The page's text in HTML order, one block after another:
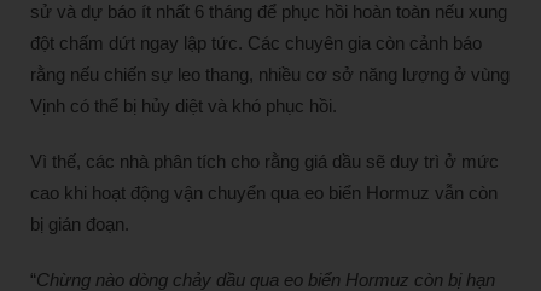
sử và dự báo ít nhất 6 tháng để phục hồi hoàn toàn nếu xung
đột chấm dứt ngay lập tức. Các chuyên gia còn cảnh báo
rằng nếu chiến sự leo thang, nhiều cơ sở năng lượng ở vùng
Vịnh có thể bị hủy diệt và khó phục hồi.
Vì thế, các nhà phân tích cho rằng giá dầu sẽ duy trì ở mức
cao khi hoạt động vận chuyển qua eo biển Hormuz vẫn còn
bị gián đoạn.
“Chừng nào dòng chảy dầu qua eo biển Hormuz còn bị hạn